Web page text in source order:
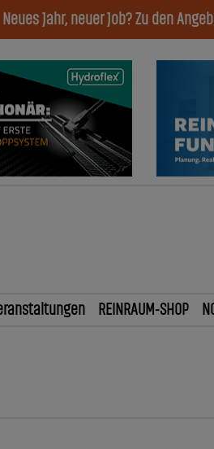
Neues Jahr, neuer Job? Zu den
REINRAUM-SHOP